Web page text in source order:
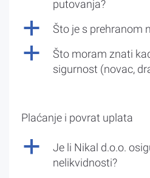
putovanja?
a Što je s prehranom
a
Što moram znati
sigurnost (novac,
Plaćanje i povrat uplata
a
Je li Nikal d.o.o.
nelikvidnosti?